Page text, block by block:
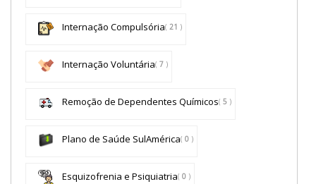
Internação Compulsória( 21 )
Internação Voluntária( 7 )
Remoção de Dependentes Químicos( 5 )
Plano de Saúde SulAmérica( 0 )
Esquizofrenia e Psiquiatria( 0 )